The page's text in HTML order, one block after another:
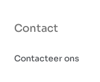
Contact
Contacteer ons